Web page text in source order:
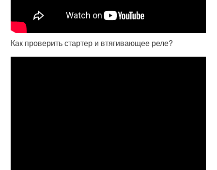
Как проверить стартер и втягивающее реле?